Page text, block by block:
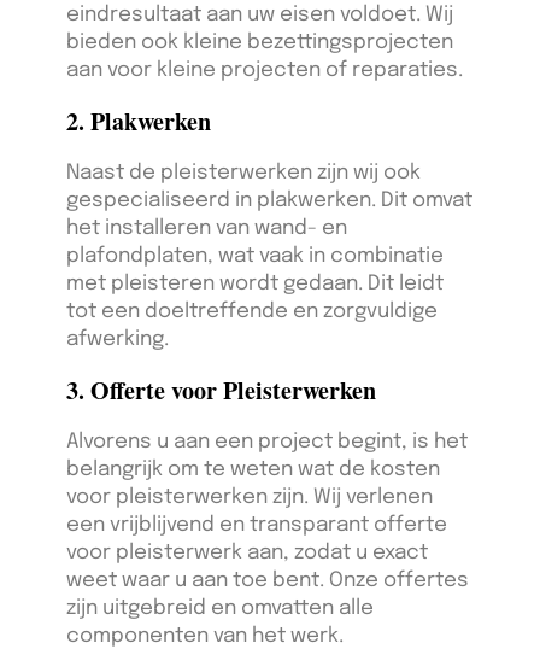
eindresultaat aan uw eisen voldoet. Wij
bieden ook kleine bezettingsprojecten
aan voor kleine projecten of reparaties.
2. Plakwerken
Naast de pleisterwerken zijn wij ook
gespecialiseerd in plakwerken. Dit omvat
het installeren van wand- en
plafondplaten, wat vaak in combinatie
met pleisteren wordt gedaan. Dit leidt
tot een doeltreffende en zorgvuldige
afwerking.
3. Offerte voor Pleisterwerken
Alvorens u aan een project begint, is het
belangrijk om te weten wat de kosten
voor pleisterwerken zijn. Wij verlenen
een vrijblijvend en transparant offerte
voor pleisterwerk aan, zodat u exact
weet waar u aan toe bent. Onze offertes
zijn uitgebreid en omvatten alle
componenten van het werk.